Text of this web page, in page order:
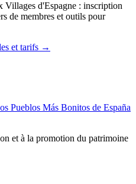
Villages d'Espagne : inscription
de membres et outils pour
et tarifs →
Pueblos Más Bonitos de España
et à la promotion du patrimoine